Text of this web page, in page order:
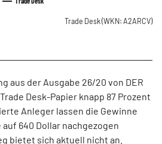
Trade Desk(WKN: A2ARCV)
aus der Ausgabe 26/20 von DER
Desk-Papier knapp 87 Prozent
Anleger lassen die Gewinne
640 Dollar nachgezogen
bietet sich aktuell nicht an.